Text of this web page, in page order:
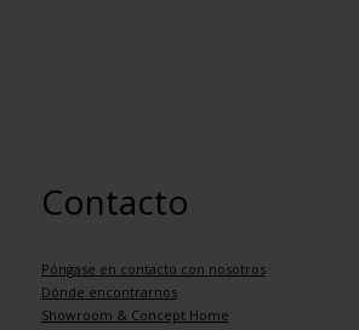
Contacto
Póngase en contacto con nosotros
Dónde encontrarnos
Showroom & Concept Home